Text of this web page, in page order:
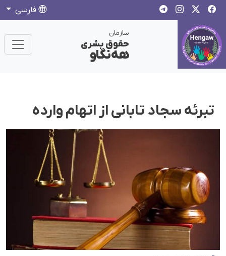
فارسی
سازمان
حقوق بشری
هەنگاو
تبرئە سجاد تابانی از اتهام واردە